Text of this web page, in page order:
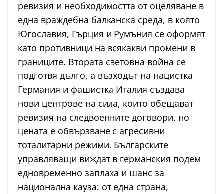
ревизия и необходимостта от оцеляване в
една враждебна балканска среда, в която
Югославия, Гърция и Румъния се оформят
като противници на всякакви промени в
границите. Втората световна война се
подготвя дълго, а възходът на нацистка
Германия и фашистка Италия създава
нови центрове на сила, които обещават
ревизия на следвоенните договори, но
цената е обвързване с агресивни
тоталитарни режими. Българските
управляващи виждат в германския подем
едновременно заплаха и шанс за
национална кауза: от една страна,